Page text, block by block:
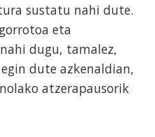
sustatu nahi dute.
eta
dugu, tamalez,
dute azkenaldian,
atzerapausorik